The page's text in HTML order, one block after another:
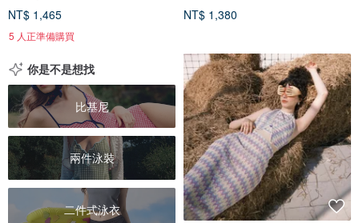
NT$ 1,465
5 人正準備購買
NT$ 1,380
你是不是想找
比基尼
兩件泳裝
二件式泳衣